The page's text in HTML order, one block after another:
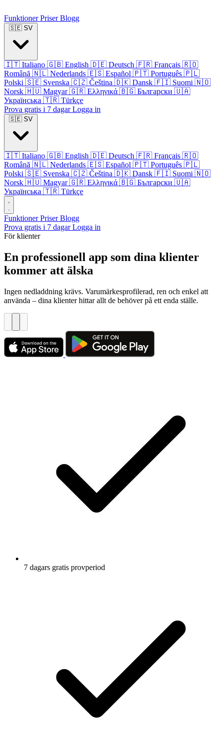
FunktionerPriserBlogg
🇸🇪 SV
🇮🇹 Italiano 🇬🇧 English 🇩🇪 Deutsch 🇫🇷 Français 🇷🇴
Română 🇳🇱 Nederlands 🇪🇸 Español 🇵🇹 Português 🇵🇱
Polski 🇸🇪 Svenska 🇨🇿 Čeština 🇩🇰 Dansk 🇫🇮 Suomi 🇳🇴
Norsk 🇭🇺 Magyar 🇬🇷 Ελληνικά 🇧🇬 Български 🇺🇦
Українська 🇹🇷 Türkçe
Prova gratis i 7 dagarLogga in
🇸🇪 SV
🇮🇹 Italiano 🇬🇧 English 🇩🇪 Deutsch 🇫🇷 Français 🇷🇴
Română 🇳🇱 Nederlands 🇪🇸 Español 🇵🇹 Português 🇵🇱
Polski 🇸🇪 Svenska 🇨🇿 Čeština 🇩🇰 Dansk 🇫🇮 Suomi 🇳🇴
Norsk 🇭🇺 Magyar 🇬🇷 Ελληνικά 🇧🇬 Български 🇺🇦
Українська 🇹🇷 Türkçe
FunktionerPriserBlogg
Prova gratis i 7 dagarLogga in
För klienter
En professionell app som dina klienter
kommer att älska
Ingen nedladdning krävs. Varumärkesprofilerad, ren och enkel att
använda – dina klienter hittar allt de behöver på ett enda ställe.
7 dagars gratis provperiod